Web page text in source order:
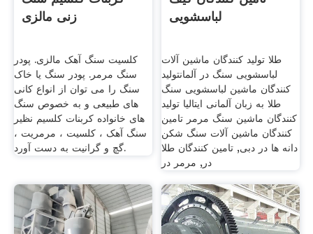
زنی مالزی
کلسیت سنگ آهک مالزی. پودر
سنگ مرمر. پودر سنگ یا خاک
سنگ را می توان از انواع کانی
های طبیعی و به خصوص سنگ
های خانواده کربنات کلسیم نظیر
سنگ آهک ، کلسیت ، مرمریت ،
گچ و گرانیت به دست آورد.
لباسشویی
طلا تولید کنندگان ماشین آلات
لباسشویی سنگ در آلمانتولید
کنندگان ماشین لباسشویی سنگ
طلا به زبان آلمانی ایتالیا تولید
کنندگان ماشین سنگ مرمر تامین
کنندگان ماشین آلات سنگ شکن
دانه ها در دبی, تامین کنندگان طلا
در, مرمر در